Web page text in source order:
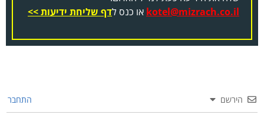
kotel@mizrach.co.ilאו כנס לדף שליחת ידיעות >>
הירשם התחבר